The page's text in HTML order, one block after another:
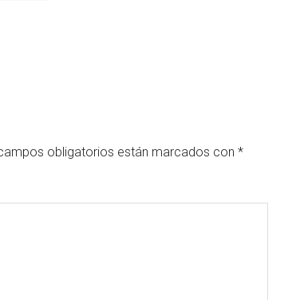
obligatorios están marcados con *